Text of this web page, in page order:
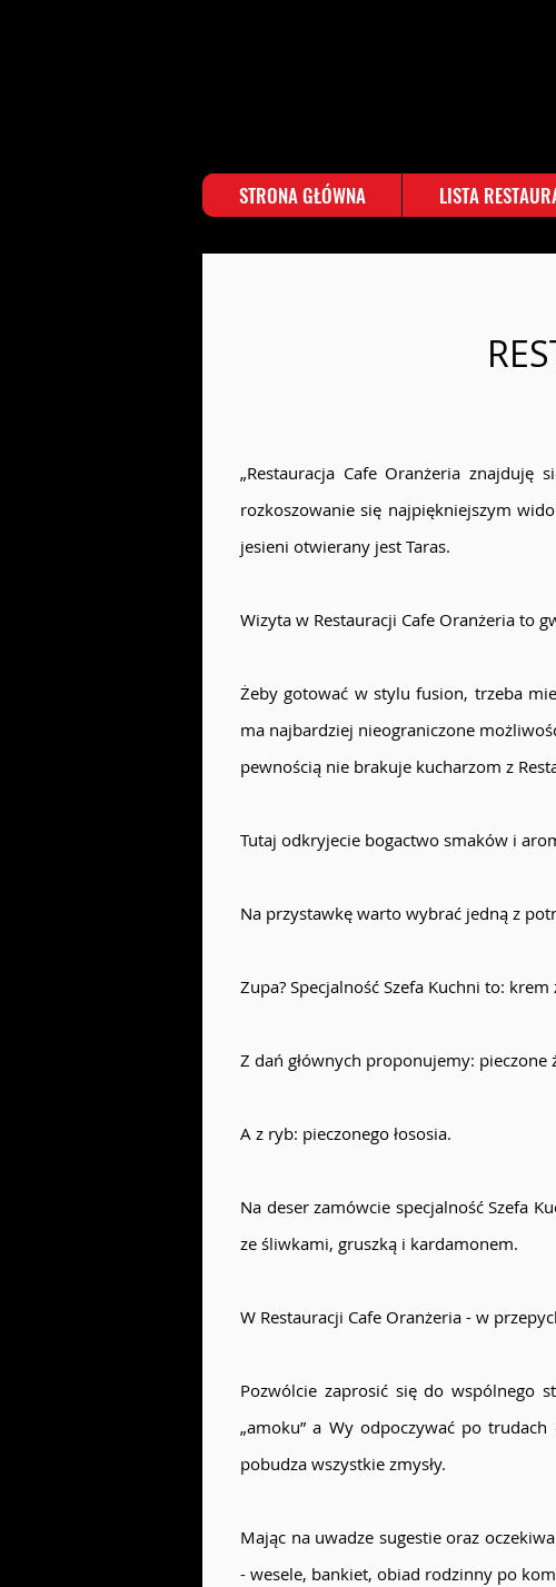
STRONA GŁÓWNA LISTA
„Restauracja Cafe Oranżeria znajduję
rozkoszowanie się najpiękniejszym
jesieni otwierany jest Taras.
Wizyta w Restauracji Cafe Oranżeria to
Żeby gotować w stylu fusion, trzeba
ma najbardziej nieograniczone
pewnością nie brakuje kucharzom z
Tutaj odkryjecie bogactwo smaków i
Na przystawkę warto wybrać jedną z
Zupa? Specjalność Szefa Kuchni to:
Z dań głównych proponujemy:
A z ryb: pieczonego łososia.
Na deser zamówcie specjalność Szefa
ze śliwkami, gruszką i kardamonem.
W Restauracji Cafe Oranżeria - w
Pozwólcie zaprosić się do wspólnego
„amoku” a Wy odpoczywać po
pobudza wszystkie zmysły.
Mając na uwadze sugestie oraz
- wesele, bankiet, obiad rodzinny po